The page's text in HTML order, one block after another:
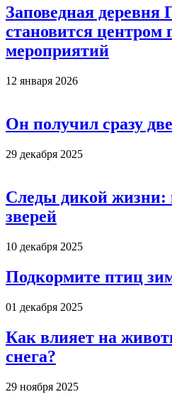
Заповедная деревня
становится центром
мероприятий
12 января 2026
Он получил сразу
29 декабря 2025
Следы дикой жизни:
зверей
10 декабря 2025
Подкормите птиц
01 декабря 2025
Как влияет на
снега?
29 ноября 2025